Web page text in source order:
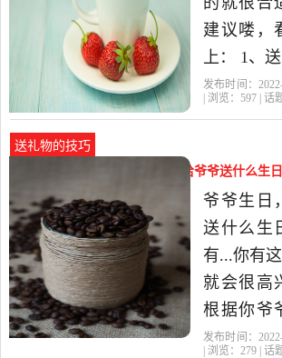
吧……
建议喽，
上： 1、
大了。
看看爷爷
的、或是
送爷爷喜
该比较好..
发布时间：
| 浏览： 597 | 话
送礼物的技巧
爷爷生日孙女送什么好（孙女给爷爷送什么生
爷爷生日
送什么生
有...你有
就会很高
根据你爷
点的东西
发布时间：
| 浏览： 279 | 话